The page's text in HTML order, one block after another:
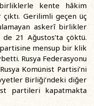
kente hâkim
çıktı. Gerilimli geçen üç
askerî birlikler
21 Ağustos’ta çöktü.
mensup bir klik
Rusya Federasyonu
Komünist Partisi’ni
Birliği’ndeki diğer
partileri kapatmakta